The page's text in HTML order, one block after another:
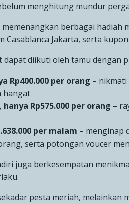
menghitung mundur
berbagai hadiah
Casablanca Jakarta, serta
diikuti oleh tamu dengan
Rp400.000 per orang – nikmati
hangat
Rp575.000 per orang –
per malam – menginap
serta potongan voucer
juga berkesempatan
pesta meriah,